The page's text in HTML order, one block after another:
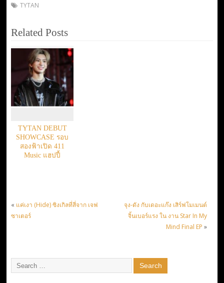
TYTAN
Related Posts
TYTAN DEBUT
SHOWCASE รอบ
สองฟ้าเปิด 411
Music แฮปปี้
« แค่เงา (Hide) ซิงเกิลที่สี่จาก เจฟ
ซาเตอร์
จุง-ดัง กับเดอะแก๊ง เสิร์ฟโมเมนต์
จิ้นเบอร์แรง ใน งาน Star In My
Mind Final EP »